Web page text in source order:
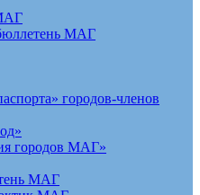
МАГ
городов-членов
городов МАГ»
МАГ